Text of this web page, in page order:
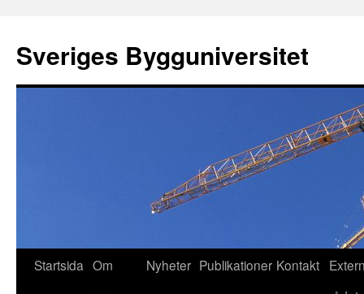
innehåll
Sveriges Bygguniversitet
Startsida Om
Nyheter Publikationer Kontakt